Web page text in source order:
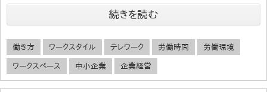
続きを読む
働き方 ワークスタイル テレワーク 労働時間 労働環境
ワークスペース 中小企業 企業経営